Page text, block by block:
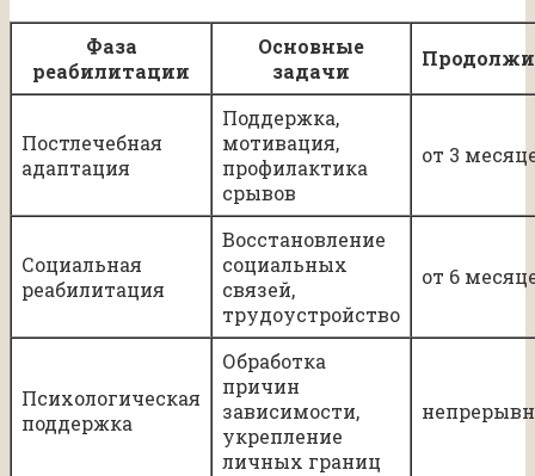
Фаза
реабилитации
Основные
задачи
Постлечебная
адаптация
Поддержка,
мотивация,
профилактика
срывов
от 3
Социальная
реабилитация
Восстановление
социальных
связей,
трудоустройство
от 6
Психологическая
поддержка
Обработка
причин
зависимости,
укрепление
личных границ